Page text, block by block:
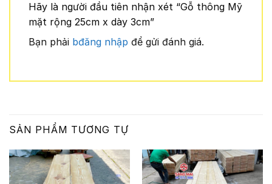
Hãy là người đầu tiên nhận xét “Gỗ thông Mỹ
mặt rộng 25cm x dày 3cm”
Bạn phải bđăng nhập để gửi đánh giá.
SẢN PHẨM TƯƠNG TỰ